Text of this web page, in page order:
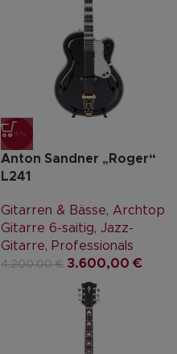
-14%
Anton Sandner „Roger“
L241
Gitarren & Bässe, Archtop
Gitarre 6-saitig, Jazz-
Gitarre, Professionals
4.200,00€ 3.600,00 €